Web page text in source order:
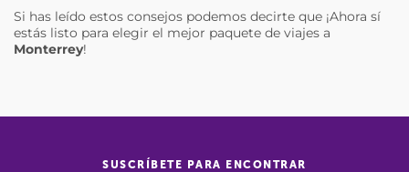
Si has leído estos consejos podemos decirte que ¡Ahora sí
estás listo para elegir el mejor paquete de viajes a
Monterrey!
SUSCRÍBETE PARA ENCONTRAR